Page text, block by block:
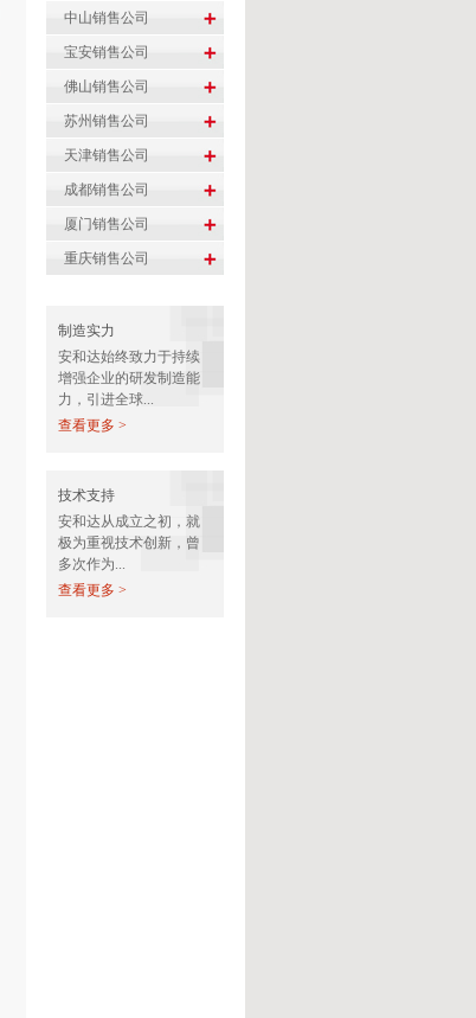
制造实力
安和达始终致力于持续
增强企业的研发制造能
力，引进全球...
查看更多 >
技术支持
安和达从成立之初，就
极为重视技术创新，曾
多次作为...
查看更多 >